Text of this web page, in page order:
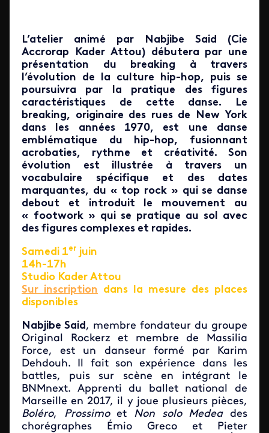
L’atelier animé par Nabjibe Said (Cie
Accrorap Kader Attou) débutera par une
présentation du breaking à travers
l’évolution de la culture hip-hop, puis se
poursuivra par la pratique des figures
caractéristiques de cette danse. Le
breaking, originaire des rues de New York
dans les années 1970, est une danse
emblématique du hip-hop, fusionnant
acrobaties, rythme et créativité. Son
évolution est illustrée à travers un
vocabulaire spécifique et des dates
marquantes, du « top rock » qui se danse
debout et introduit le mouvement au
« footwork » qui se pratique au sol avec
des figures complexes et rapides.
Samedi 1er juin
14h-17h
Studio Kader Attou
Sur inscription dans la mesure des places
disponibles
Nabjibe Said, membre fondateur du groupe
Original Rockerz et membre de Massilia
Force, est un danseur formé par Karim
Dehdouh. Il fait son expérience dans les
battles, puis sur scène en intégrant le
BNMnext. Apprenti du ballet national de
Marseille en 2017, il y joue plusieurs pièces,
Boléro, Prossimoet Non solo Medeades
chorégraphes Émio Greco et Pieter